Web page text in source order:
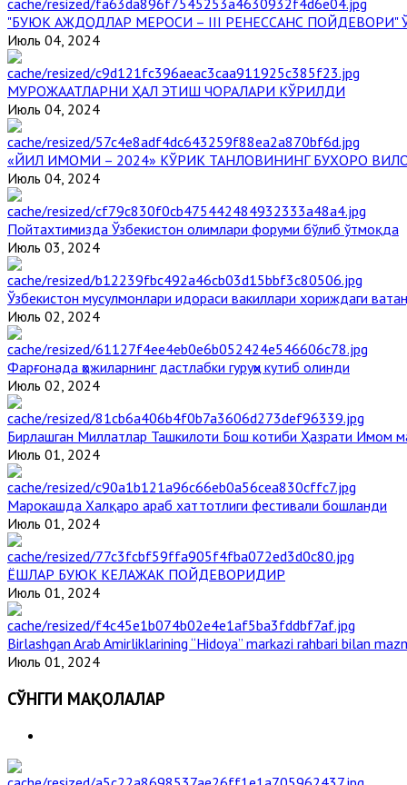
"БУЮК АЖДОДЛАР МЕРОСИ – III РЕНЕССАНС
Июль 04, 2024
МУРОЖААТЛАРНИ ҲАЛ ЭТИШ ЧОРАЛАРИ КЎРИЛДИ
Июль 04, 2024
«ЙИЛ ИМОМИ – 2024» КЎРИК ТАНЛОВИНИНГ БУХОРО
Июль 04, 2024
Пойтахтимизда Ўзбекистон олимлари форуми бўлиб ўтмоқда
Июль 03, 2024
Ўзбекистон мусулмонлари идораси вакиллари хориждаги
Июль 02, 2024
Фарғонада ҳожиларнинг дастлабки гуруҳи кутиб олинди
Июль 02, 2024
Бирлашган Миллатлар Ташкилоти Бош котиби Ҳазрати Имом
Июль 01, 2024
Марокашда Халқаро араб хаттотлиги фестивали бошланди
Июль 01, 2024
ЁШЛАР БУЮК КЕЛАЖАК ПОЙДЕВОРИДИР
Июль 01, 2024
Birlashgan Arab Amirliklarining “Hidoya” markazi rahbari bilan
Июль 01, 2024
СЎНГГИ МАҚОЛАЛАР